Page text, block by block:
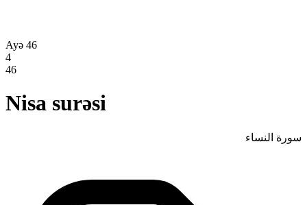
Ayə 46
4
46
Nisa surəsi
سورة النساء